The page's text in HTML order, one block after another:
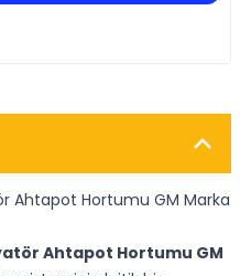
Ahtapot Hortumu GM Marka
Ahtapot Hortumu GM